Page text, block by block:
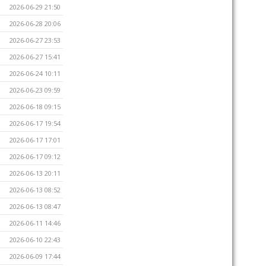
2026-06-29 21:50
2026-06-28 20:06
2026-06-27 23:53
2026-06-27 15:41
2026-06-24 10:11
2026-06-23 09:59
2026-06-18 09:15
2026-06-17 19:54
2026-06-17 17:01
2026-06-17 09:12
2026-06-13 20:11
2026-06-13 08:52
2026-06-13 08:47
2026-06-11 14:46
2026-06-10 22:43
2026-06-09 17:44